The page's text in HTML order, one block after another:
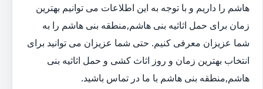
هاشم را داریم و با توجه به این اطلاعات می توانیم بهترین
زمان برای حمل اثاثیه بنی هاشم,منطقه بنی هاشم را به
شما عزیزان معرفی کنیم. حتی شما عزیزان می توانید برای
انتخاب بهترین زمان و روز اثاث کشی و حمل اثاثیه بنی
هاشم,منطقه بنی هاشم با ما در تماس باشید.